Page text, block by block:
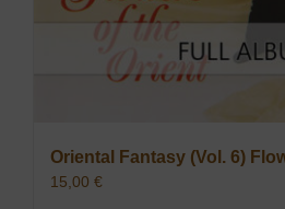
Oriental Fantasy (Vol. 6)
15,00 €